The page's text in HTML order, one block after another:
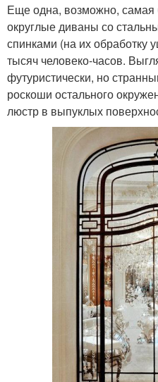
Еще одна, возможно, самая
округлые диваны со
спинками (на их обработку
тысяч человеко-часов.
футуристически, но
роскоши остального
люстр в выпуклых